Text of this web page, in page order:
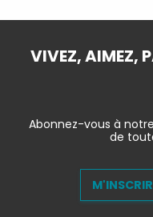
VIVEZ, AIMEZ,
Abonnez-vous à
de